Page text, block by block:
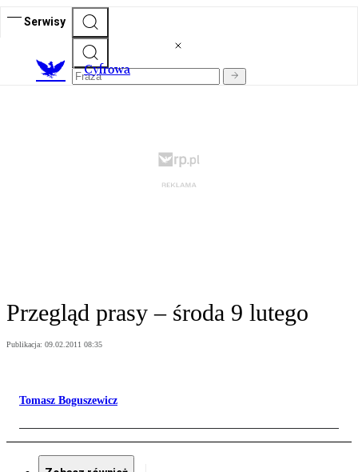
Serwisy
Cyfrowa
Przegląd prasy – środa 9 lutego
Publikacja: 09.02.2011 08:35
Tomasz Boguszewicz